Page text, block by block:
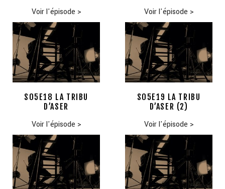
Voir l'épisode > Voir l'épisode >
S05E18 LA TRIBU
D’ASER
Voir l'épisode >
S05E19 LA TRIBU
D’ASER (2)
Voir l'épisode >